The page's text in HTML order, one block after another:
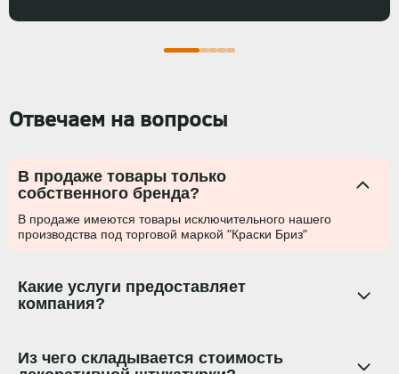
Отвечаем на вопросы
В продаже товары только
собственного бренда?
В продаже имеются товары исключительного нашего
производства под торговой маркой "Краски Бриз"
Какие услуги предоставляет
компания?
Из чего складывается стоимость